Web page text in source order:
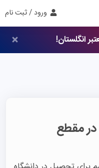
ورود / ثبت نام
انگلستان!
مقطع